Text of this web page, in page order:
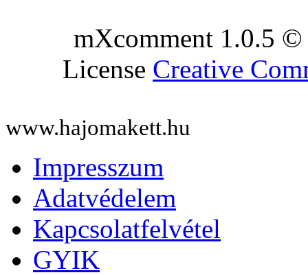
mXcomment 1.0.5
License Creative
www.hajomakett.hu
Impresszum
Adatvédelem
Kapcsolatfelvétel
GYIK